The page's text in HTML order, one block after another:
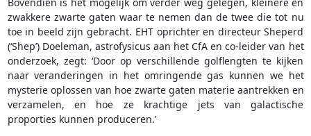
zwakkere zwarte gaten waar te nemen dan de twee die tot nu
toe in beeld zijn gebracht. EHT oprichter en directeur Sheperd
(‘Shep’) Doeleman, astrofysicus aan het CfA en co-leider van het
onderzoek, zegt: ‘Door op verschillende golflengten te kijken
naar veranderingen in het omringende gas kunnen we het
mysterie oplossen van hoe zwarte gaten materie aantrekken en
verzamelen, en hoe ze krachtige jets van galactische
proporties kunnen produceren.’